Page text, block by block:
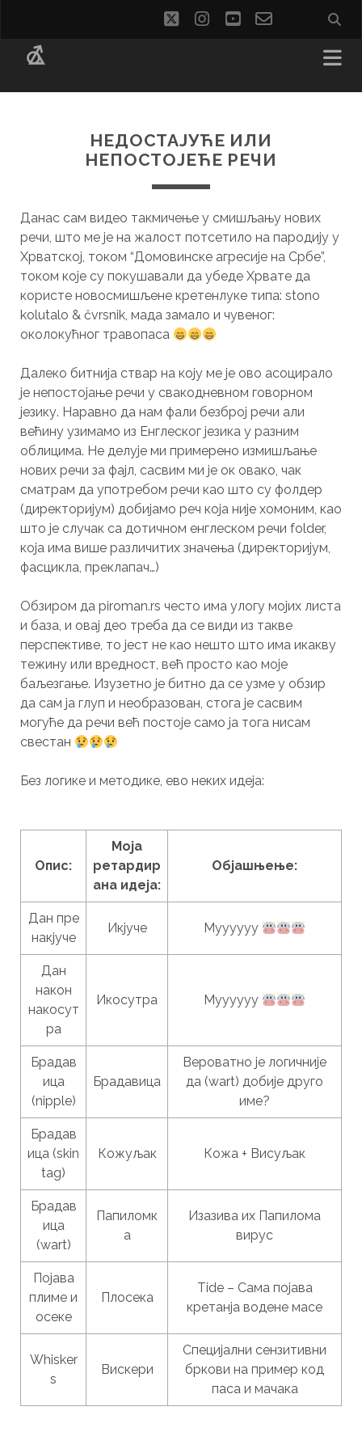
twitterinstagram
youtube
email-
НЕДОСТАЈУЋЕ ИЛИ
НЕПОСТОЈЕЋЕ РЕЧИ
Данас сам видео такмичење у смишљању нових
речи, што ме је на жалост потсетило на пародију у
Хрватској, током “Домовинске агресије на Србе”,
током које су покушавали да убеде Хрвате да
користе новосмишљене кретенлуке типа: stono
kolutalo & čvrsnik, мада замало и чувеног:
околокућног травопаса
Далеко битнија ствар на коју ме је ово асоцирало
је непостојање речи у свакодневном говорном
језику. Наравно да нам фали безброј речи али
већину узимамо из Енглеског језика у разним
облицима. Не делује ми примерено измишљање
нових речи за фајл, сасвим ми је ок овако, чак
сматрам да употребом речи као што су фолдер
(директоријум) добијамо реч која није хомоним, као
што је случак са дотичном енглеском речи folder,
која има више различитих значења (директоријум,
фасцикла, преклапач…)
Обзиром да piroman.rs често има улогу мојих листа
и база, и овај део треба да се види из такве
перспективе, то јест не као нешто што има икакву
тежину или вредност, већ просто као моје
баљезгање. Изузетно је битно да се узме у обзир
да сам ја глуп и необразован, стога је сасвим
могуће да речи већ постоје само ја тога нисам
свестан
Без логике и методике, ево неких идеја:
Опис:
Моја
ретардир
ана идеја:
Објашњење:
Дан пре
накјуче
Икјуче Муууууу
Дан
након
накосут
ра
Икосутра Муууууу
Брадав
ица
(nipple)
Брадавица
Вероватно је логичније
да (wart) добије друго
име?
Брадав
ица (skin
tag)
Кожуљак Кожа + Висуљак
Брадав
ица
(wart)
Папиломк
а
Изазива их Папилома
вирус
Појава
плиме и
осеке
Плосека
Tide – Сама појава
кретанја водене масе
Whisker
s
Вискери
Специјални сензитивни
бркови на пример код
паса и мачака